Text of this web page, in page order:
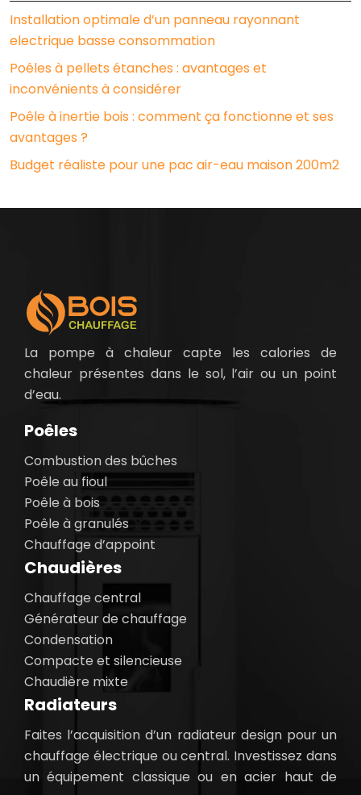
Installation optimale d’un panneau rayonnant
electrique basse consommation
Poêles à pellets étanches : avantages et
inconvénients à considérer
Poêle à inertie bois : comment ça fonctionne et ses
avantages ?
Budget réaliste pour une pac air-eau maison 200m2
La pompe à chaleur capte les calories de
chaleur présentes dans le sol, l’air ou un point
d’eau.
Poêles
Combustion des bûches
Poêle au fioul
Poêle à bois
Poêle à granulés
Chauffage d’appoint
Chaudières
Chauffage central
Générateur de chauffage
Condensation
Compacte et silencieuse
Chaudière mixte
Radiateurs
Faites l’acquisition d’un radiateur design pour un
chauffage électrique ou central. Investissez dans
un équipement classique ou en acier haut de